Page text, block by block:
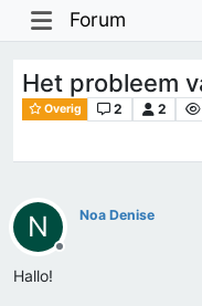
Forum
Het probleem
Overig 2 2
N
Offline
Noa Denise
Hallo!